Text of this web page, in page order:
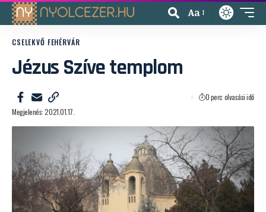
Aa
CSELEKVŐ FEHÉRVÁR
Jézus Szíve templom
Megjelenés: 2021.01.17.
0 perc olvasási idő